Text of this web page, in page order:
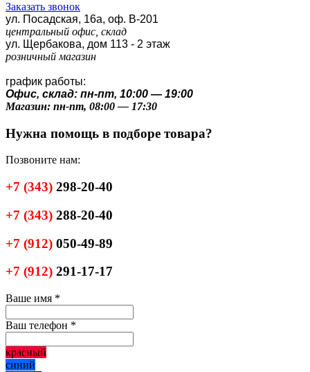
Заказать звонок
ул. Посадская, 16а, оф. В-201
центральный офис, склад
ул. Щербакова, дом 113 - 2 этаж
розничный магазин
график работы:
Офис, склад: пн-пт, 10:00 — 19:00
Магазин: пн-пт, 08:00 — 17:30
Нужна помощь в подборе товара?
Позвоните нам:
+7 (343) 298-20-40
+7 (343) 288-20-40
+7 (912) 050-49-89
+7 (912) 291-17-17
Ваше имя *
Ваш телефон *
красный
синий